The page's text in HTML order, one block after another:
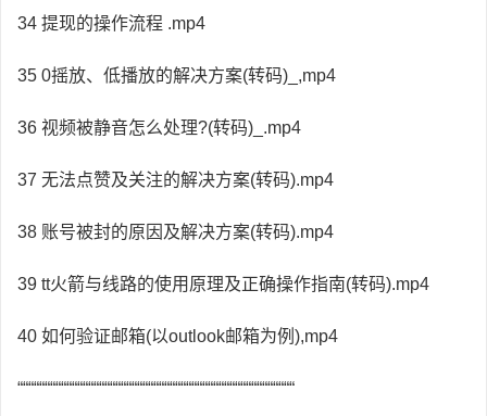
34 提现的操作流程 .mp4
35 0摇放、低播放的解决方案(转码)_,mp4
36 视频被静音怎么处理?(转码)_.mp4
37 无法点赞及关注的解决方案(转码).mp4
38 账号被封的原因及解决方案(转码).mp4
39 tt火箭与线路的使用原理及正确操作指南(转码).mp4
40 如何验证邮箱(以outlook邮箱为例),mp4
“““““““““““““““““““““““““““““““““““““““““““““““““““